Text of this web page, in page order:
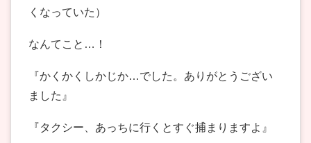
くなっていた）
なんてこと…！
『かくかくしかじか…でした。ありがとうござい
ました』
『タクシー、あっちに行くとすぐ捕まりますよ』